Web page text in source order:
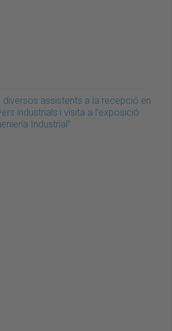
diversos assistents a la recepció en
industrials i visita a l’exposició
Industrial”